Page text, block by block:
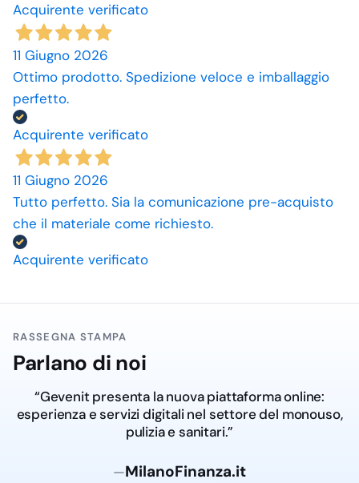
Acquirente verificato
11 Giugno 2026
Ottimo prodotto. Spedizione veloce e imballaggio
perfetto.
Acquirente verificato
11 Giugno 2026
Tutto perfetto. Sia la comunicazione pre-acquisto
che il materiale come richiesto.
Acquirente verificato
RASSEGNA STAMPA
Parlano di noi
“Gevenit presenta la nuova piattaforma online:
esperienza e servizi digitali nel settore del monouso,
pulizia e sanitari.”
—MilanoFinanza.it